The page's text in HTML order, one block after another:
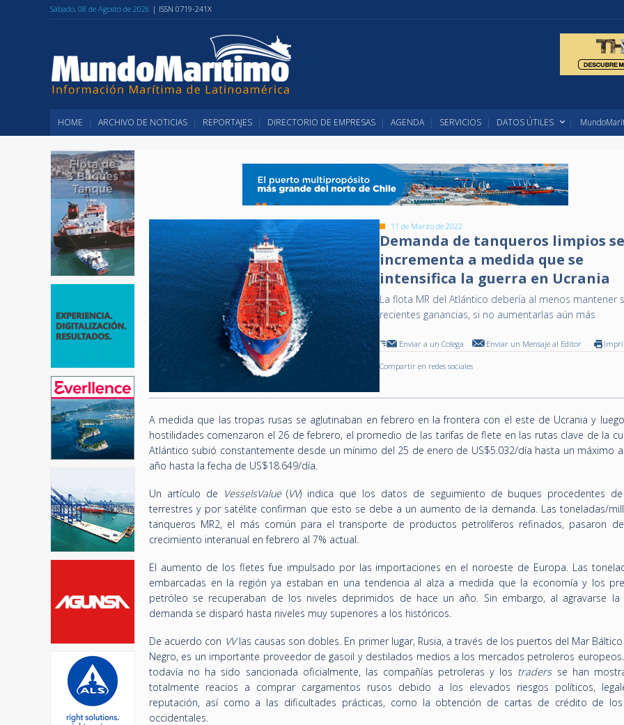
Sábado, 08 de Agosto de 2026 | ISSN 0719-241X
HOME ARCHIVO DE NOTICIAS REPORTAJES DIRECTORIO DE EMPRESAS AGENDA SERVICIOS DATOS ÚTILES
11 de Marzo de 2022
Demanda de tanqueros limpios se
incrementa a medida que se
intensifica la guerra en Ucrania
La flota MR del Atlántico debería al menos mantener
recientes ganancias, si no aumentarlas aún más
Enviar a un Colega Enviar un Mensaje al Editor
Compartir en redes sociales
A medida que las tropas rusas se aglutinaban en febrero en la frontera con el este de Ucrania y
hostilidades comenzaron el 26 de febrero, el promedio de las tarifas de flete en las rutas clave de la
Atlántico subió constantemente desde un mínimo del 25 de enero de US$5.032/día hasta un máximo
año hasta la fecha de US$18.649/día.
Un artículo de VesselsValue(VV) indica que los datos de seguimiento de buques procedentes de
terrestres y por satélite confirman que esto se debe a un aumento de la demanda. Las toneladas/
tanqueros MR2, el más común para el transporte de productos petrolíferos refinados, pasaron
crecimiento interanual en febrero al 7% actual.
El aumento de los fletes fue impulsado por las importaciones en el noroeste de Europa. Las
embarcadas en la región ya estaban en una tendencia al alza a medida que la economía y los
petróleo se recuperaban de los niveles deprimidos de hace un año. Sin embargo, al agravarse la
demanda se disparó hasta niveles muy superiores a los históricos.
De acuerdo con VVlas causas son dobles. En primer lugar, Rusia, a través de los puertos del Mar
Negro, es un importante proveedor de gasoil y destilados medios a los mercados petroleros
todavía no ha sido sancionada oficialmente, las compañías petroleras y los traders se han
totalmente reacios a comprar cargamentos rusos debido a los elevados riesgos políticos,
reputación, así como a las dificultades prácticas, como la obtención de cartas de crédito de
occidentales.